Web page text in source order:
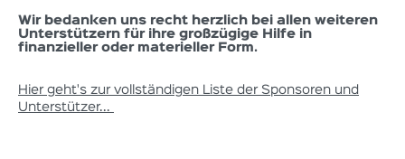
Wir bedanken uns recht herzlich bei allen weiteren
Unterstützern für ihre großzügige Hilfe in
finanzieller oder materieller Form.
Hier geht's zur vollständigen Liste der Sponsoren und
Unterstützer...